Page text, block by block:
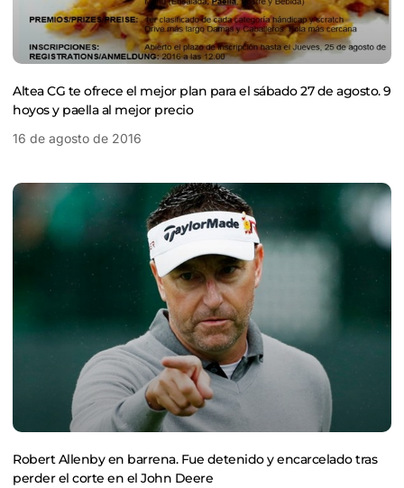
Altea CG te ofrece el mejor plan para el sábado 27 de agosto. 9
hoyos y paella al mejor precio
16 de agosto de 2016
Robert Allenby en barrena. Fue detenido y encarcelado tras
perder el corte en el John Deere